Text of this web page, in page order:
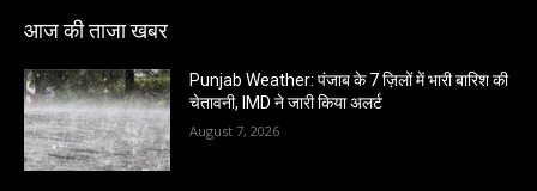
आज की ताजा खबर
Punjab Weather: पंजाब के 7 ज़िलों में भारी बारिश की
चेतावनी, IMD ने जारी किया अलर्ट
August 7, 2026